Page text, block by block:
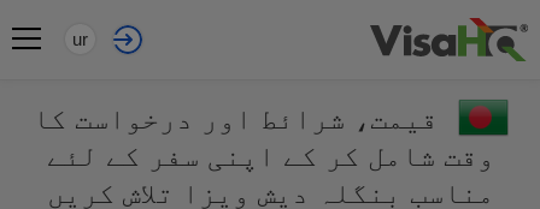
ur
قیمت، شرائط اور درخواست کا
وقت شامل کر کے اپنی سفر کے لئے
مناسب بنگلہ دیش ویزا تلاش کریں